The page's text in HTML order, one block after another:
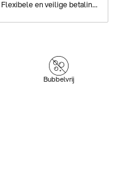
Flexibele en veilige betalingen
Bubbelvrij